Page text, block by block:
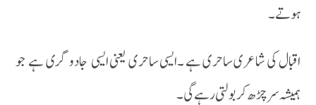
ہوتے ۔
اقبال کی شاعری ساحری ہے ۔ایسی ساحری یعنی ایسی جادو گری ہے جو
ہمیشہ سر چڑھ کر بولتی رہے گی۔